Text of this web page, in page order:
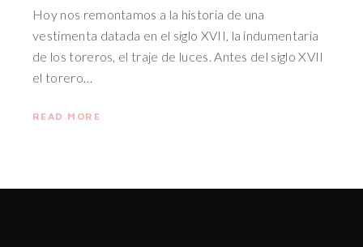
Hoy nos remontamos a la historia de una
vestimenta datada en el siglo XVII, la indumentaria
de los toreros, el traje de luces. Antes del siglo XVII
el torero…
READ MORE